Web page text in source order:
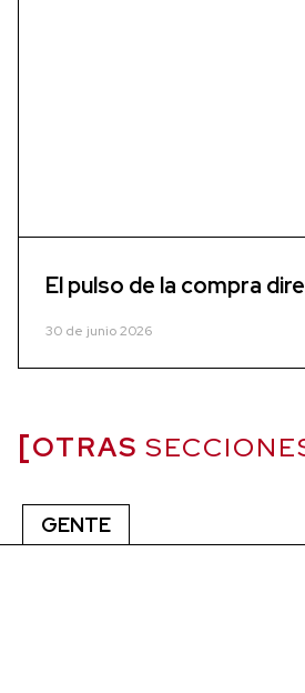
El pulso de la compra
30 de junio 2026
OTRAS
GENTE